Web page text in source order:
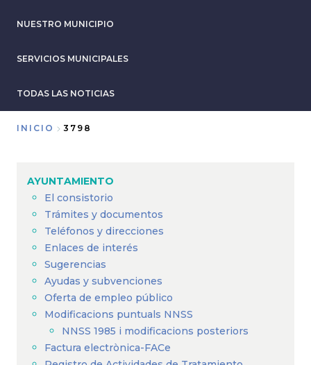
NUESTRO MUNICIPIO
SERVICIOS MUNICIPALES
TODAS LAS NOTICIAS
enlaces
de
ayuda
navegación
INICIO 3798
AYUNTAMIENTO
El consistorio
Trámites y documentos
Teléfonos y direcciones
Enlaces de interés
Sugerencias
Ayudas y subvenciones
Oferta de empleo público
Modificacions puntuals NNSS
NNSS 1985 i modificacions posteriors
Factura electrònica-FACe